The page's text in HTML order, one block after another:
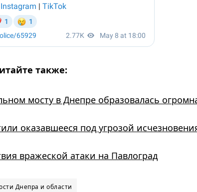
также:
мосту в Днепре образовалась
оказавшееся под угрозой
вражеской атаки на Павлоград
Днепра и области